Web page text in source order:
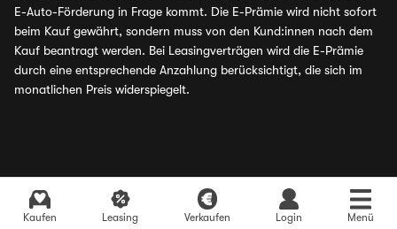
Kaufen Leasing Verkaufen Login Menü
E-Auto-Förderung in Frage kommt. Die E-Prämie wird nicht sofort
beim Kauf gewährt, sondern muss von den Kund:innen nach dem
Kauf beantragt werden. Bei Leasingverträgen wird die E-Prämie
durch eine entsprechende Anzahlung berücksichtigt, die sich im
monatlichen Preis widerspiegelt.